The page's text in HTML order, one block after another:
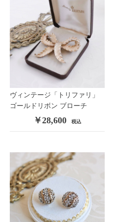
ヴィンテージ「トリファリ」
ゴールドリボン ブローチ
￥28,600 税込